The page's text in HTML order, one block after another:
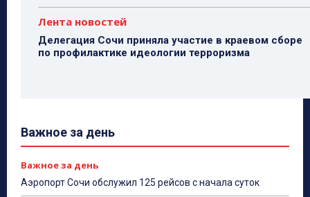
Лента новостей
Делегация Сочи приняла участие в краевом сборе
по профилактике идеологии терроризма
Важное за день
Важное за день
Аэропорт Сочи обслужил 125 рейсов с начала суток